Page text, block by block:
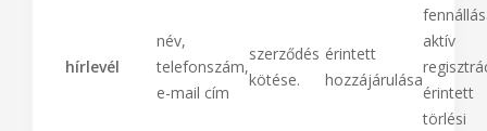
hírlevél
név,
telefonszám,
e-mail cím
szerződés
kötése.
érintett
hozzájárulása
aktív
érintett
törlési